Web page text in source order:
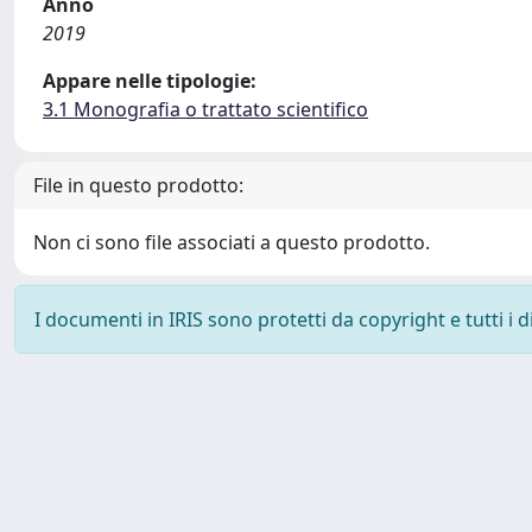
2019
Appare nelle tipologie:
3.1 Monografia o trattato scientifico
File in questo prodotto:
Non ci sono file associati a questo prodotto.
I documenti in IRIS sono protetti da copyright e tutti i